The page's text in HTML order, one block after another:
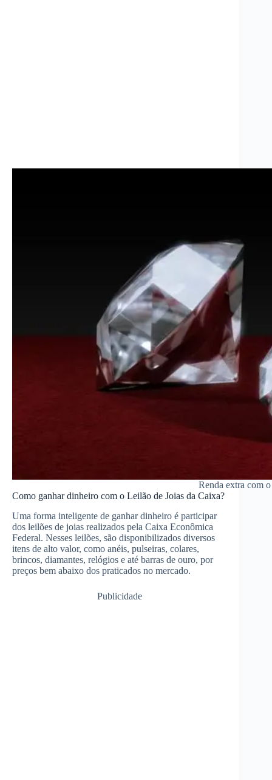
Renda extra com
Como ganhar dinheiro com o Leilão de Joias da Caixa?
Uma forma inteligente de ganhar dinheiro é participar
dos leilões de joias realizados pela Caixa Econômica
Federal. Nesses leilões, são disponibilizados diversos
itens de alto valor, como anéis, pulseiras, colares,
brincos, diamantes, relógios e até barras de ouro, por
preços bem abaixo dos praticados no mercado.
Publicidade